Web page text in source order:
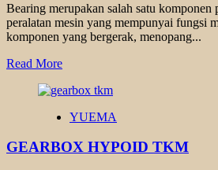
Bearing merupakan salah satu komponen
peralatan mesin yang mempunyai fungsi
komponen yang bergerak, menopang...
Read MoreRead
about
BEARING
YUEMA
GEARBOX HYPOID TKM